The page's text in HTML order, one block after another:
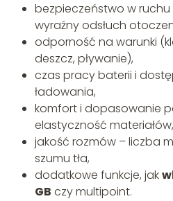
bezpieczeństwo w
wyraźny odsłuch
odporność na warunki
deszcz, pływanie),
czas pracy baterii i
ładowania,
komfort i dopasowanie
elastyczność materiałów,
jakość rozmów – liczba
szumu tła,
dodatkowe funkcje, jak
GB czy multipoint.